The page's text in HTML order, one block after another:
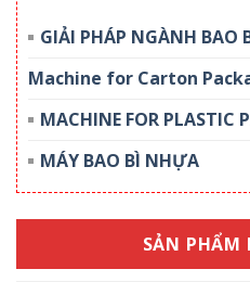
GIẢI PHÁP NGÀNH BAO
Machine for Carton
MACHINE FOR PLASTIC
MÁY BAO BÌ NHỰA
SẢN PHẨM